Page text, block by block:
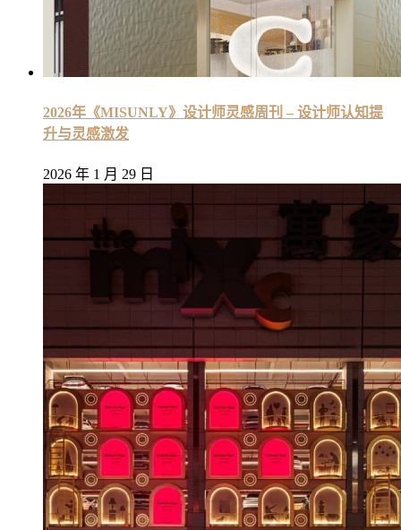
2026年《MISUNLY》设计师灵感周刊 – 设计师认知提
升与灵感激发
2026 年 1 月 29 日